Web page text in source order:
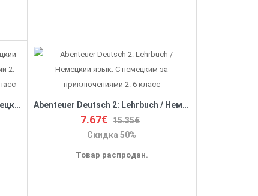
Abenteuer Deutsch 2: Tests / Немецкий язык. С немецким за приключениями 2. Сборник проверочных заданий. 6 класс Abenteuer Deutsch 2: Lehrbuch / Немецкий язык. С немецким за приключениями 2. 6 класс
7.67€ 15.35€
Скидка 50%
Товар распродан.